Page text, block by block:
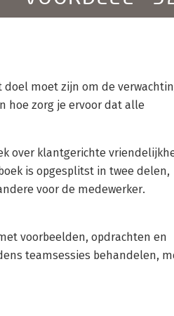
moet zijn om de
hoe zorg je ervoor dat alle
over klantgerichte
is opgesplitst in twee delen,
voor de medewerker.
voorbeelden, opdrachten en
teamsessies behandelen,